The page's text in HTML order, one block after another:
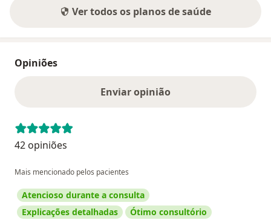
Ver todos os planos de saúde
Opiniões
Enviar opinião
42 opiniões
Mais mencionado pelos pacientes
Atencioso durante a consulta
Explicações detalhadas
Ótimo consultório